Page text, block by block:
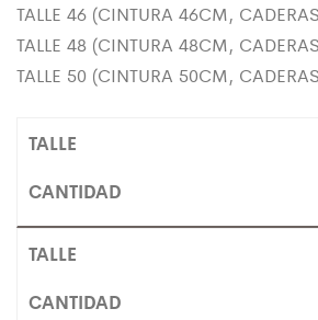
TALLE 46 (CINTURA 46CM,
TALLE 48 (CINTURA 48CM,
TALLE 50 (CINTURA 50CM,